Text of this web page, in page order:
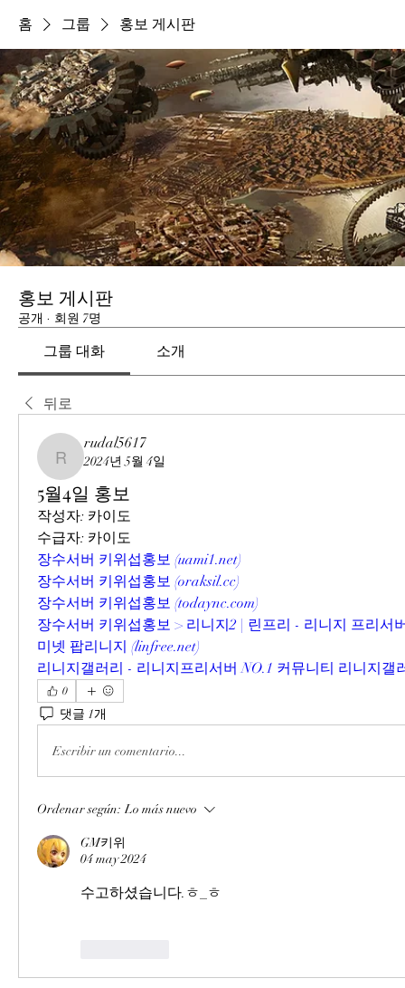
홈 그룹 홍보 게시판
홍보 게시판
공개 · 회원 7명
그룹 대화 소개
뒤로
rudal5617
rudal5617
2024년 5월 4일
5월4일 홍보
작성자: 카이도
수급자: 카이도
장수서버 키위섭홍보 (uami1.net)
장수서버 키위섭홍보 (oraksil.cc)
장수서버 키위섭홍보 (todaync.com)
장수서버 키위섭홍보 > 리니지2 | 린프리 - 리니지 프리서
미넷 팝리니지 (linfree.net)
리니지갤러리 - 리니지프리서버 NO.1 커뮤니티 리니지갤
0
댓글 1개
Escribir un comentario...
Ordenar según: Lo más nuevo
GM키위
04 may 2024
수고하셨습니다.ㅎ_ㅎ